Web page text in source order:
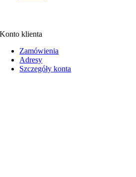
Konto klienta
Zamówienia
Adresy
Szczegóły konta